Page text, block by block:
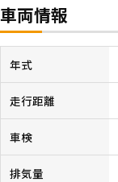
車両情報
年式
走行距離
車検
排気量